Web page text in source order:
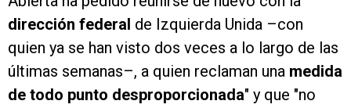
dirección federal de Izquierda Unida –con
quien ya se han visto dos veces a lo largo de las
últimas semanas–, a quien reclaman una medida
de todo punto desproporcionada" y que "no